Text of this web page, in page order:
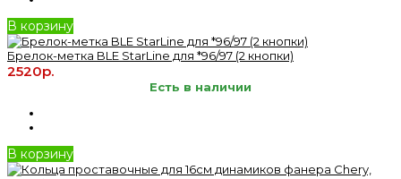
В корзину
Брелок-метка BLE StarLine для *96/97 (2 кнопки)
2520р.
Есть в наличии
В корзину